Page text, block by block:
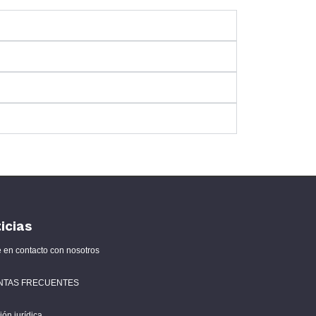
en contacto con nosotros
FRECUENTES